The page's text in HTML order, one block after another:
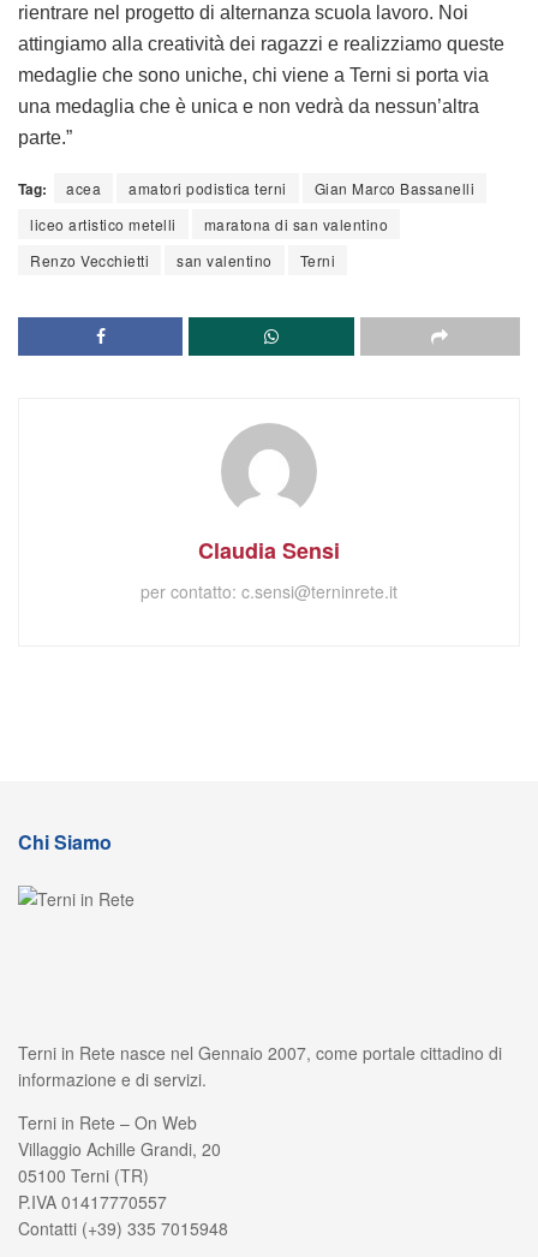
rientrare nel progetto di alternanza scuola lavoro. Noi
attingiamo alla creatività dei ragazzi e realizziamo queste
medaglie che sono uniche, chi viene a Terni si porta via
una medaglia che è unica e non vedrà da nessun’altra
parte.”
Tag: acea amatori podistica terni
Gian Marco Bassanelli
liceo artistico metelli
maratona di san valentino
Renzo Vecchietti
san valentino Terni
Claudia Sensi
per contatto: c.sensi@terninrete.it
Chi Siamo
Terni in Rete nasce nel Gennaio 2007, come portale cittadino di
informazione e di servizi.
Terni in Rete – On Web
Villaggio Achille Grandi, 20
05100 Terni (TR)
P.IVA 01417770557
Contatti (+39) 335 7015948